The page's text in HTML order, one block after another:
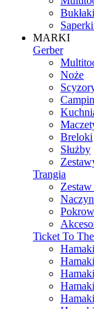
MARKI
Gerber
Noże
Breloki
Służby
Trangia
Ticket To